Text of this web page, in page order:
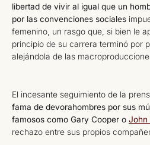
libertad de vivir al igual que un
por las convenciones sociales
femenino, un rasgo que, si bien le
principio de su carrera terminó por
alejándola de las
El incesante seguimiento de la
fama de devorahombres por sus
famosos como Gary Cooper o John
rechazo entre sus propios